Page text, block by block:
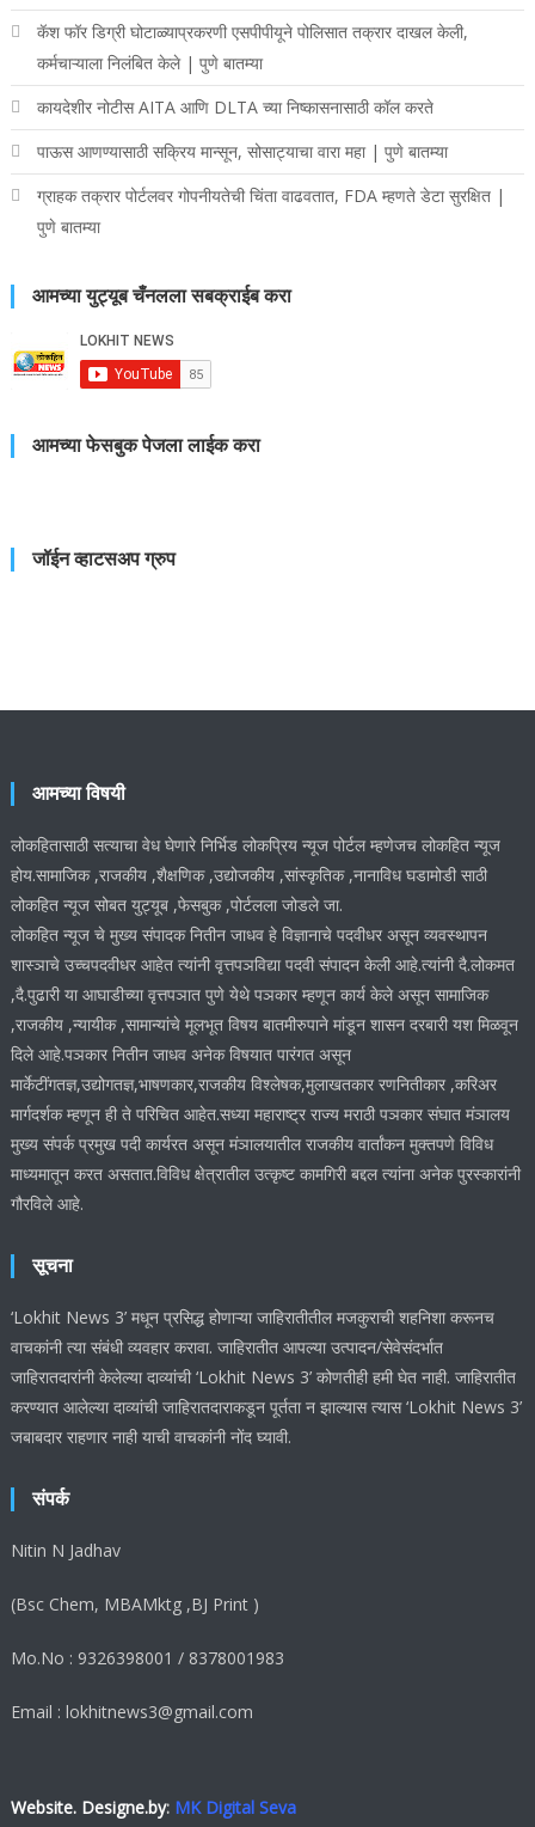
कॅश फॉर डिग्री घोटाळ्याप्रकरणी एसपीपीयूने पोलिसात तक्रार दाखल केली,
कर्मचाऱ्याला निलंबित केले | पुणे बातम्या
कायदेशीर नोटीस AITA आणि DLTA च्या निष्कासनासाठी कॉल करते
पाऊस आणण्यासाठी सक्रिय मान्सून, सोसाट्याचा वारा महा | पुणे बातम्या
ग्राहक तक्रार पोर्टलवर गोपनीयतेची चिंता वाढवतात, FDA म्हणते डेटा सुरक्षित |
पुणे बातम्या
आमच्या युट्यूब चँनलला सबक्राईब करा
आमच्या फेसबुक पेजला लाईक करा
जॉईन व्हाटसअप ग्रुप
आमच्या विषयी
लोकहितासाठी सत्याचा वेध घेणारे निर्भिड लोकप्रिय न्यूज पोर्टल म्हणेजच लोकहित न्यूज
होय.सामाजिक ,राजकीय ,शैक्षणिक ,उद्योजकीय ,सांस्कृतिक ,नानाविध घडामोडी साठी
लोकहित न्यूज सोबत युट्यूब ,फेसबुक ,पोर्टलला जोडले जा.
लोकहित न्यूज चे मुख्य संपादक नितीन जाधव हे विज्ञानाचे पदवीधर असून व्यवस्थापन
शास्ञाचे उच्चपदवीधर आहेत त्यांनी वृत्तपञविद्या पदवी संपादन केली आहे.त्यांनी दै.लोकमत
,दै.पुढारी या आघाडीच्या वृत्तपञात पुणे येथे पञकार म्हणून कार्य केले असून सामाजिक
,राजकीय ,न्यायीक ,सामान्यांचे मूलभूत विषय बातमीरुपाने मांडून शासन दरबारी यश मिळवून
दिले आहे.पञकार नितीन जाधव अनेक विषयात पारंगत असून
मार्केटींगतज्ञ,उद्योगतज्ञ,भाषणकार,राजकीय विश्लेषक,मुलाखतकार रणनितीकार ,करिअर
मार्गदर्शक म्हणून ही ते परिचित आहेत.सध्या महाराष्ट्र राज्य मराठी पञकार संघात मंञालय
मुख्य संपर्क प्रमुख पदी कार्यरत असून मंञालयातील राजकीय वार्तांकन मुक्तपणे विविध
माध्यमातून करत असतात.विविध क्षेत्रातील उत्कृष्ट कामगिरी बद्दल त्यांना अनेक पुरस्कारांनी
गौरविले आहे.
सूचना
‘Lokhit News 3’ मधून प्रसिद्ध होणाऱ्या जाहिरातीतील मजकुराची शहनिशा करूनच
वाचकांनी त्या संबंधी व्यवहार करावा. जाहिरातीत आपल्या उत्पादन/सेवेसंदर्भात
जाहिरातदारांनी केलेल्या दाव्यांची ‘Lokhit News 3’ कोणतीही हमी घेत नाही. जाहिरातीत
करण्यात आलेल्या दाव्यांची जाहिरातदाराकडून पूर्तता न झाल्यास त्यास ‘Lokhit News 3’
जबाबदार राहणार नाही याची वाचकांनी नोंद घ्यावी.
संपर्क
Nitin N Jadhav
(Bsc Chem, MBAMktg ,BJ Print )
Mo.No : 9326398001 / 8378001983
Email : lokhitnews3@gmail.com
Website. Designe.by: MK Digital Seva